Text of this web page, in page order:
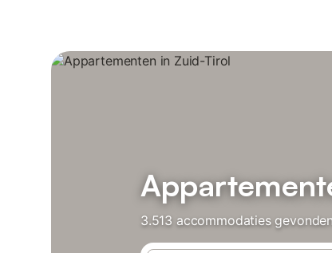
3.513 accommodaties